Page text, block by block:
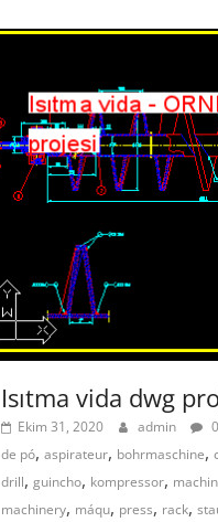
Isıtma vida dwg
Ekim 31, 2020 admin
de pó,aspirateur, bohrmaschine,
drill,guincho, kompressor,
machinery, máqu, press, rack,